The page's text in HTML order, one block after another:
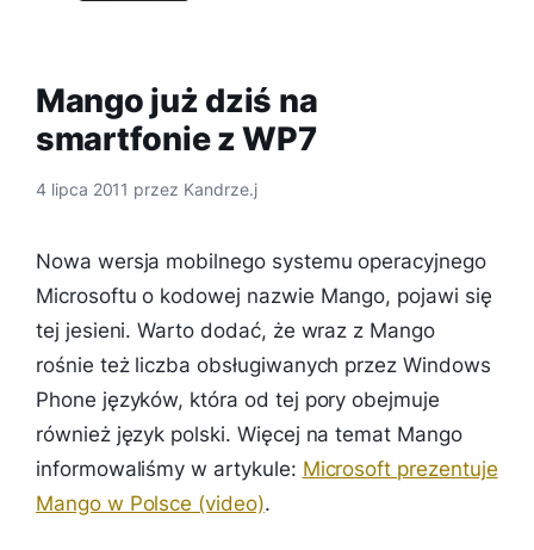
Mango już dziś na
smartfonie z WP7
4 lipca 2011 przez Kandrze.j
Nowa wersja mobilnego systemu operacyjnego
Microsoftu o kodowej nazwie Mango, pojawi się
tej jesieni. Warto dodać, że wraz z Mango
rośnie też liczba obsługiwanych przez Windows
Phone języków, która od tej pory obejmuje
również język polski. Więcej na temat Mango
informowaliśmy w artykule: Microsoft prezentuje
Mango w Polsce (video).